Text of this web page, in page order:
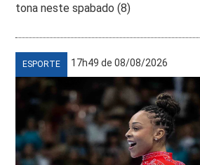
tona neste spabado (8)
ESPORTE 17h49 de 08/08/2026